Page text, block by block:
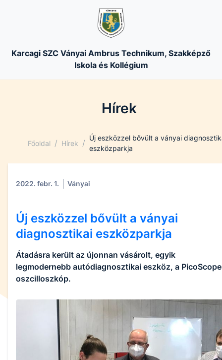
Karcagi SZC Ványai Ambrus Technikum, Szakképző
Iskola és Kollégium
Hírek
Főoldal / Hírek /
Új eszközzel bővült a ványai
eszközparkja
2022. febr. 1. Ványai
Új eszközzel bővült a ványai
diagnosztikai eszközparkja
Átadásra került az újonnan vásárolt, egyik
legmodernebb autódiagnosztikai eszköz, a PicoScope
oszcilloszkóp.